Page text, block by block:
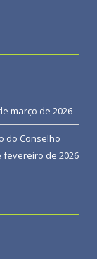
março de 2026
do Conselho
fevereiro de 2026